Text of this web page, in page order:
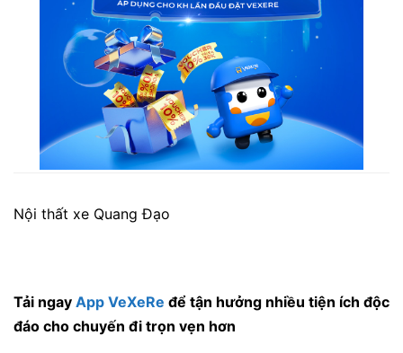
Nội thất xe Quang Đạo
Nội thất xe Quang Đạo
Tải ngay App VeXeRe để tận hưởng nhiều tiện ích độc
đáo cho chuyến đi trọn vẹn hơn